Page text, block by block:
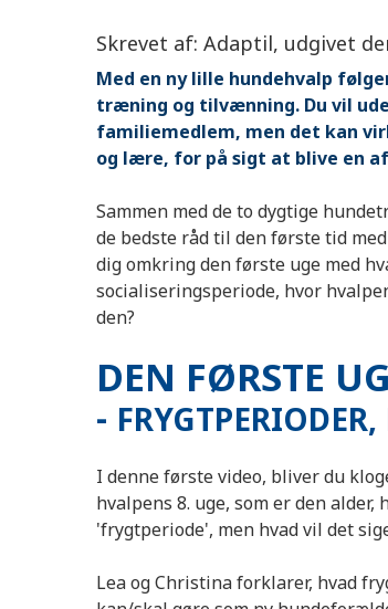
Skrevet af: Adaptil, udgivet
Med en ny lille hundehvalp
træning og tilvænning. Du vil
familiemedlem, men det kan
og lære, for på sigt at blive en
Sammen med de to dygtige
de bedste råd til den første tid
dig omkring den første uge med
socialiseringsperiode, hvor
den?
DEN FØRSTE
-
I denne første video, bliver du
hvalpens 8. uge, som er den
'frygtperiode', men hvad vil det
Lea og Christina forklarer, hvad